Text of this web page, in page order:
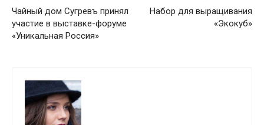
Чайный дом Сугревъ принял
участие в выставке-форуме
«Уникальная Россия»
Набор для выращивания
«Экокуб»